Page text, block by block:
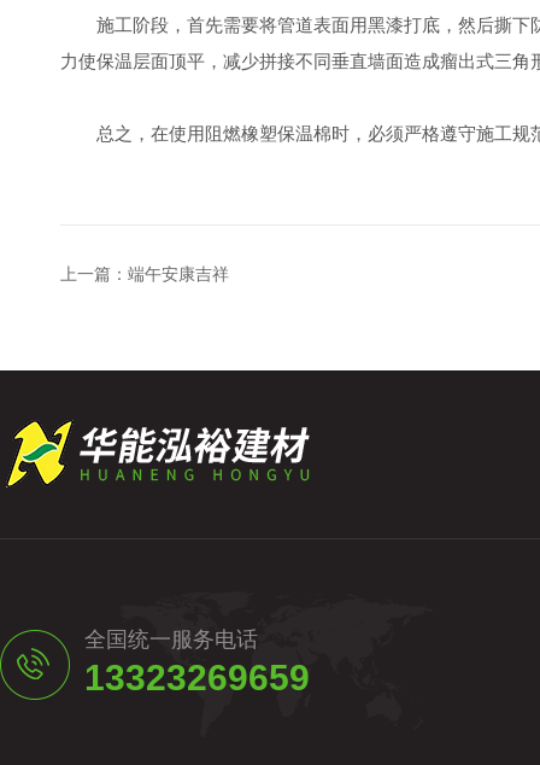
施工阶段，首先需要将管道表面用黑漆打底，然后撕下
力使保温层面顶平，减少拼接不同垂直墙面造成瘤出式三
总之，在使用阻燃橡塑保温棉时，必须严格遵守施工规
上一篇： 端午安康吉祥
全国统一服务电话
13323269659